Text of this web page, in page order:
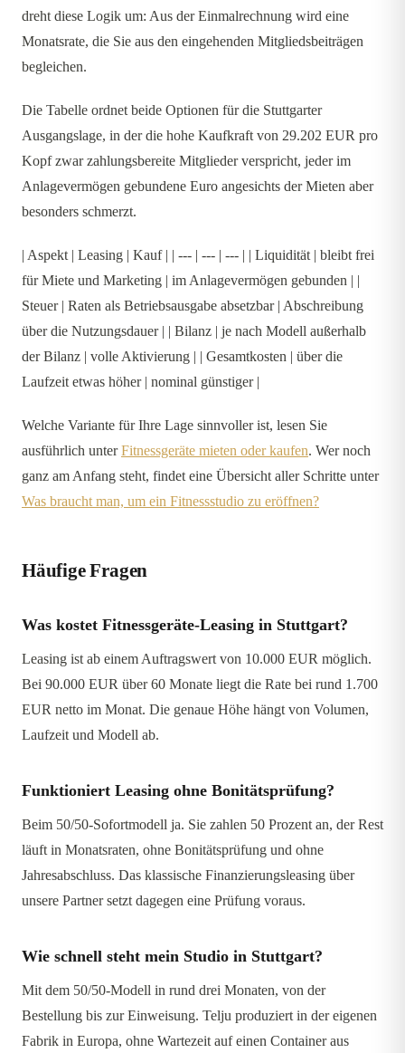
dreht diese Logik um: Aus der Einmalrechnung wird eine
Monatsrate, die Sie aus den eingehenden Mitgliedsbeiträgen
begleichen.
Die Tabelle ordnet beide Optionen für die Stuttgarter
Ausgangslage, in der die hohe Kaufkraft von 29.202 EUR pro
Kopf zwar zahlungsbereite Mitglieder verspricht, jeder im
Anlagevermögen gebundene Euro angesichts der Mieten aber
besonders schmerzt.
| Aspekt | Leasing | Kauf | | --- | --- | --- | | Liquidität | bleibt frei
für Miete und Marketing | im Anlagevermögen gebunden | |
Steuer | Raten als Betriebsausgabe absetzbar | Abschreibung
über die Nutzungsdauer | | Bilanz | je nach Modell außerhalb
der Bilanz | volle Aktivierung | | Gesamtkosten | über die
Laufzeit etwas höher | nominal günstiger |
Welche Variante für Ihre Lage sinnvoller ist, lesen Sie
ausführlich unterFitnessgeräte mieten oder kaufen. Wer noch
ganz am Anfang steht, findet eine Übersicht aller Schritte unter
Was braucht man, um ein Fitnessstudio zu eröffnen?
Häufige Fragen
Was kostet Fitnessgeräte-Leasing in Stuttgart?
Leasing ist ab einem Auftragswert von 10.000 EUR möglich.
Bei 90.000 EUR über 60 Monate liegt die Rate bei rund 1.700
EUR netto im Monat. Die genaue Höhe hängt von Volumen,
Laufzeit und Modell ab.
Funktioniert Leasing ohne Bonitätsprüfung?
Beim 50/50-Sofortmodell ja. Sie zahlen 50 Prozent an, der Rest
läuft in Monatsraten, ohne Bonitätsprüfung und ohne
Jahresabschluss. Das klassische Finanzierungsleasing über
unsere Partner setzt dagegen eine Prüfung voraus.
Wie schnell steht mein Studio in Stuttgart?
Mit dem 50/50-Modell in rund drei Monaten, von der
Bestellung bis zur Einweisung. Telju produziert in der eigenen
Fabrik in Europa, ohne Wartezeit auf einen Container aus